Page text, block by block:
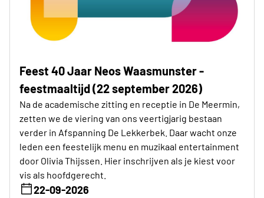
Feest 40 Jaar Neos Waasmunster -
feestmaaltijd (22 september 2026)
Na de academische zitting en receptie in De Meermin,
zetten we de viering van ons veertigjarig bestaan
verder in Afspanning De Lekkerbek. Daar wacht onze
leden een feestelijk menu en muzikaal entertainment
door Olivia Thijssen. Hier inschrijven als je kiest voor
vis als hoofdgerecht.
22-09-2026